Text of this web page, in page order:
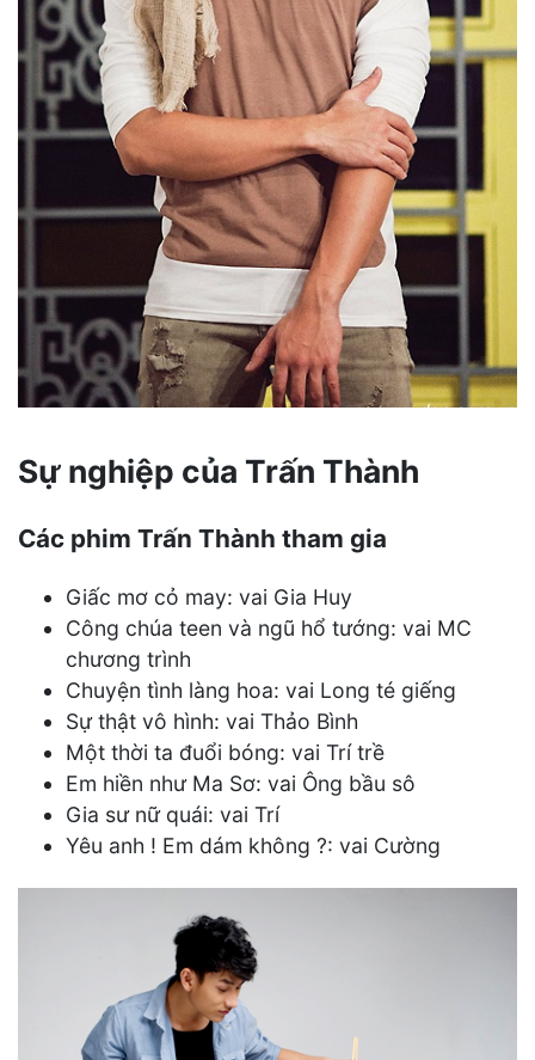
Sự nghiệp của Trấn Thành
Các phim Trấn Thành tham gia
Giấc mơ cỏ may: vai Gia Huy
Công chúa teen và ngũ hổ tướng: vai MC
chương trình
Chuyện tình làng hoa: vai Long té giếng
Sự thật vô hình: vai Thảo Bình
Một thời ta đuổi bóng: vai Trí trề
Em hiền như Ma Sơ: vai Ông bầu sô
Gia sư nữ quái: vai Trí
Yêu anh ! Em dám không ?: vai Cường